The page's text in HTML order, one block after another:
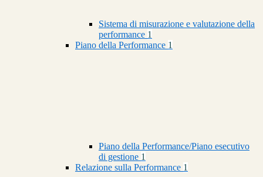
Sistema di misurazione e valutazione della
performance 1
Piano della Performance 1
Piano della Performance/Piano esecutivo
di gestione 1
Relazione sulla Performance 1